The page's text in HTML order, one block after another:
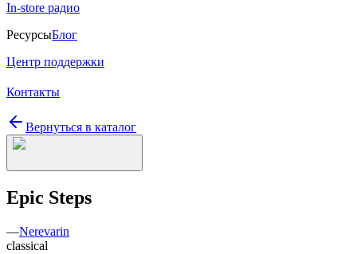
In-store радио
РесурсыБлог
Центр поддержки
Контакты
Вернуться в каталог
Epic Steps
—Nerevarin
classical